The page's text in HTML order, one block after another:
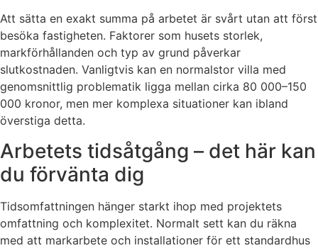
Att sätta en exakt summa på arbetet är svårt utan att först
besöka fastigheten. Faktorer som husets storlek,
markförhållanden och typ av grund påverkar
slutkostnaden. Vanligtvis kan en normalstor villa med
genomsnittlig problematik ligga mellan cirka 80 000–150
000 kronor, men mer komplexa situationer kan ibland
överstiga detta.
Arbetets tidsåtgång – det här kan
du förvänta dig
Tidsomfattningen hänger starkt ihop med projektets
omfattning och komplexitet. Normalt sett kan du räkna
med att markarbete och installationer för ett standardhus